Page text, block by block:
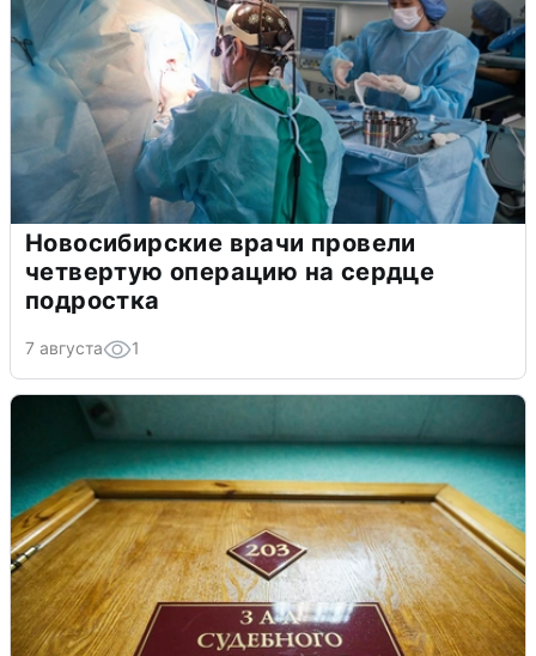
Новосибирские врачи провели
четвертую операцию на сердце
подростка
7 августа 1